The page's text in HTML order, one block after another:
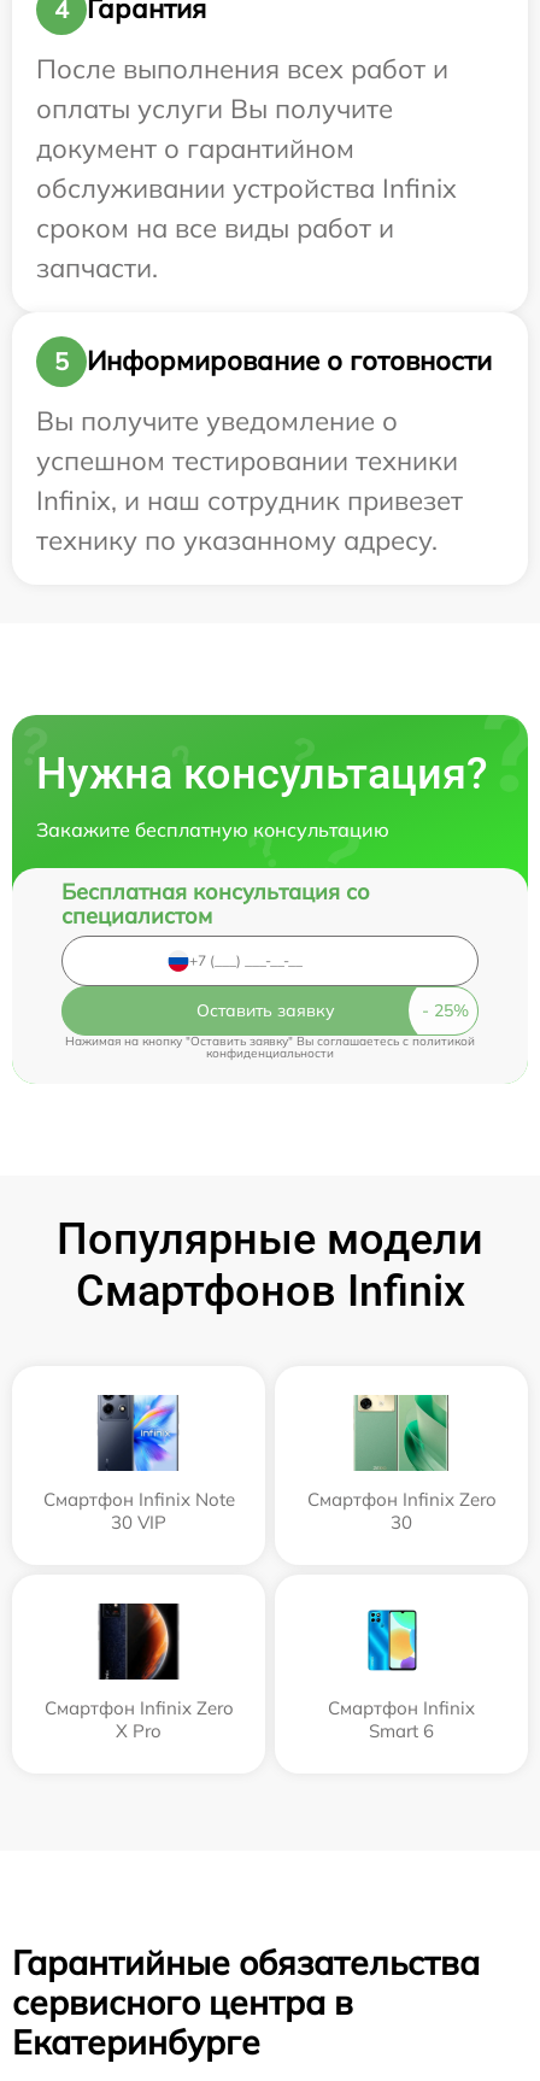
4
Гарантия
После выполнения всех работ и
оплаты услуги Вы получите
документ о гарантийном
обслуживании устройства Infinix
сроком на все виды работ и
запчасти.
5
Информирование о готовности
Вы получите уведомление о
успешном тестировании техники
Infinix, и наш сотрудник привезет
технику по указанному адресу.
Нужна консультация?
Закажите бесплатную консультацию
Бесплатная консультация со
специалистом
Оставить заявку
Нажимая на кнопку "Оставить заявку" Вы соглашаетесь cполитикой
конфиденциальности
Популярные модели
Смартфонов Infinix
Смартфон Infinix Note
30 VIP
Смартфон Infinix Zero
30
Смартфон Infinix Zero
X Pro
Смартфон Infinix
Smart 6
Гарантийные обязательства
сервисного центра в
Екатеринбурге